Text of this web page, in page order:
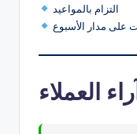
التزام بالمواعيد
على مدار الأسبوع
العملاء